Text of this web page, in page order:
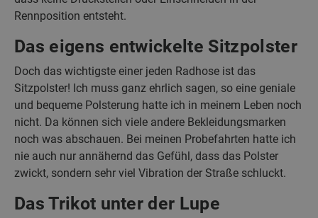
Rennposition entsteht.
Das eigens entwickelte Sitzpolster
Doch das wichtigste einer jeden Radhose ist das
Sitzpolster! Ich muss ganz ehrlich sagen, so eine geniale
und bequeme Polsterung hatte ich in meinem Leben noch
nicht. Da können sich viele andere Bekleidungsmarken
noch was abschauen. Bei meinen Probefahrten hatte ich
nie auch nur annähernd das Gefühl, dass das Polster
zwickt, sondern sehr viel Vibration der Straße schluckt.
Das Trikot unter der Lupe